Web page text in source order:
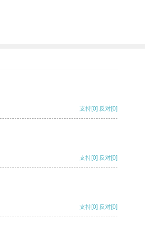
支持[0] 反对[0]
支持[0] 反对[0]
支持[0] 反对[0]